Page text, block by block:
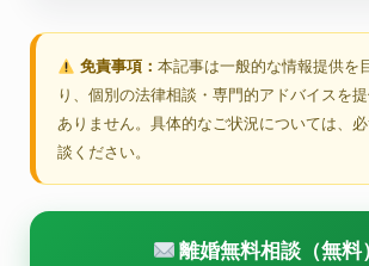
免責事項： 本記事は一般的な情報提供を
り、個別の法律相談・専門的アドバイスを
ありません。具体的なご状況については、
談ください。
離婚無料相談（無料